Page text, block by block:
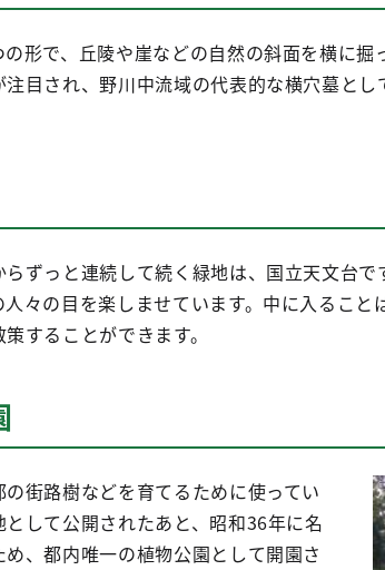
形で、丘陵や崖などの自然の斜面を横に
目され、野川中流域の代表的な横穴墓と
ずっと連続して続く緑地は、国立天文台
々の目を楽しませています。中に入ること
することができます。
街路樹などを育てるために使ってい
して公開されたあと、昭和36年に名
、都内唯一の植物公園として開園さ